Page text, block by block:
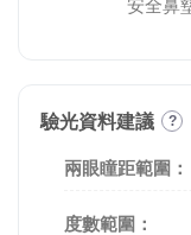
安全鼻
驗光資料建議 ?
兩眼瞳距範圍：
度數範圍：